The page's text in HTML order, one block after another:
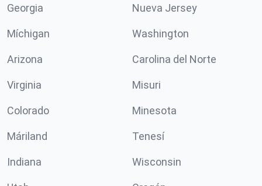
Georgia Nueva Jersey
Míchigan Washington
Arizona Carolina del Norte
Virginia Misuri
Colorado Minesota
Máriland Tenesí
Indiana Wisconsin